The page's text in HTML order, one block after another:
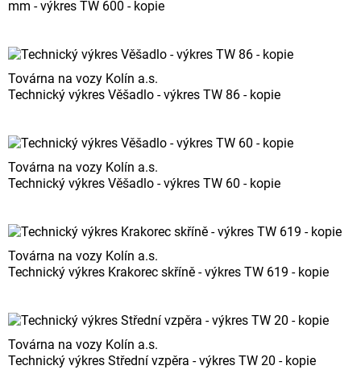
mm - výkres TW 600 - kopie
Továrna na vozy Kolín a.s.
Technický výkres Věšadlo - výkres TW 86 - kopie
Továrna na vozy Kolín a.s.
Technický výkres Věšadlo - výkres TW 60 - kopie
Továrna na vozy Kolín a.s.
Technický výkres Krakorec skříně - výkres TW 619 - kopie
Továrna na vozy Kolín a.s.
Technický výkres Střední vzpěra - výkres TW 20 - kopie